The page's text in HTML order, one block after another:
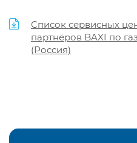
Список сервисных
партнёров BAXI по
(Россия)